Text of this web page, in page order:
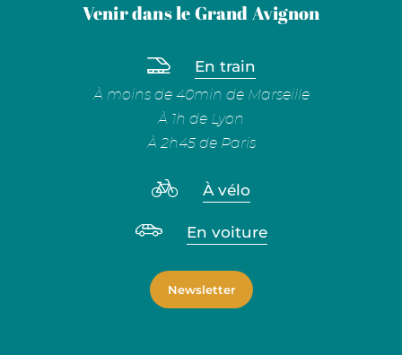
Venir dans le Grand Avignon
En train
À moins de 40min de Marseille
À 1h de Lyon
À 2h45 de Paris
À vélo
En voiture
Newsletter